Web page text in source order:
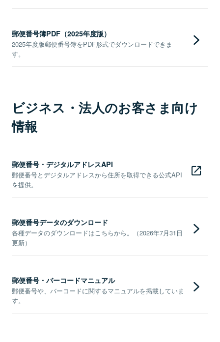
郵便番号簿PDF（2025年度版）
2025年度版郵便番号簿をPDF形式でダウンロードできま
す。
ビジネス・法人のお客さま向け
情報
郵便番号・デジタルアドレスAPI
郵便番号とデジタルアドレスから住所を取得できる公式API
を提供。
郵便番号データのダウンロード
各種データのダウンロードはこちらから。（2026年7月31日
更新）
郵便番号・バーコードマニュアル
郵便番号や、バーコードに関するマニュアルを掲載していま
す。